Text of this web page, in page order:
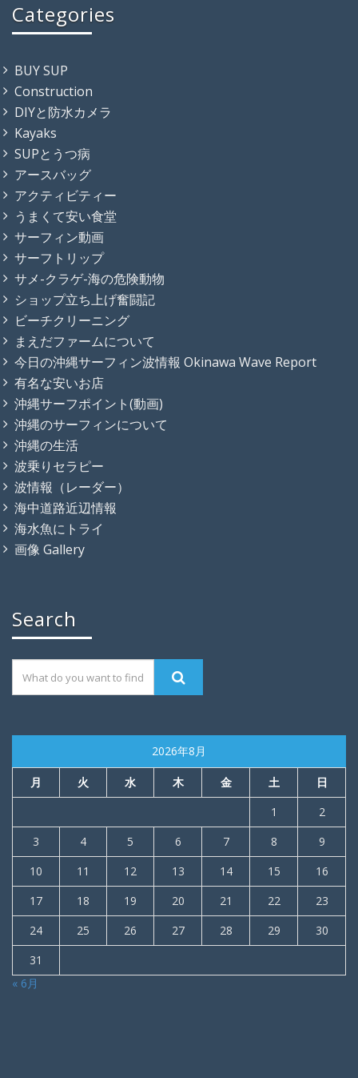
Categories
BUY SUP
Construction
DIYと防水カメラ
Kayaks
SUPとうつ病
アースバッグ
アクティビティー
うまくて安い食堂
サーフィン動画
サーフトリップ
サメ-クラゲ-海の危険動物
ショップ立ち上げ奮闘記
ビーチクリーニング
まえだファームについて
今日の沖縄サーフィン波情報 Okinawa Wave Report
有名な安いお店
沖縄サーフポイント(動画)
沖縄のサーフィンについて
沖縄の生活
波乗りセラピー
波情報（レーダー）
海中道路近辺情報
海水魚にトライ
画像 Gallery
Search
2026年8月
月 火 水 木 金 土
日
1
2
3
4 5 6 7 8
9
10
11 12 13 14 15
16
17
18 19 20 21 22
23
24
25 26 27 28 29
30
31
« 6月